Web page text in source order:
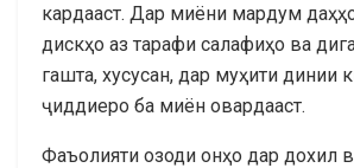
кардааст. Дар миёни мардум
дискҳо аз тарафи салафиҳо ва
гашта, хусусан, дар муҳити динии
ҷиддиеро ба миён овардааст.
Фаъолияти озоди онҳо дар дохил